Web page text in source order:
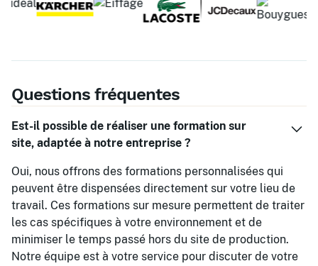
Questions fréquentes
Est-il possible de réaliser une formation sur
site, adaptée à notre entreprise ?
Oui, nous offrons des formations personnalisées qui
peuvent être dispensées directement sur votre lieu de
travail. Ces formations sur mesure permettent de traiter
les cas spécifiques à votre environnement et de
minimiser le temps passé hors du site de production.
Notre équipe est à votre service pour discuter de votre